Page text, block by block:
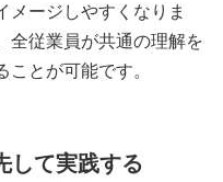
メージしやすくなりま
全従業員が共通の理解を
とが可能です。
して実践する